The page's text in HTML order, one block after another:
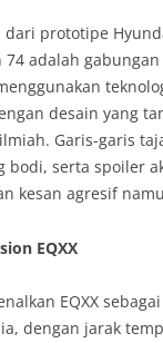
prototipe
74 adalah
desain yang
Garis-garis
bodi, serta spoiler
kesan agresif
EQXX
EQXX
dengan jarak